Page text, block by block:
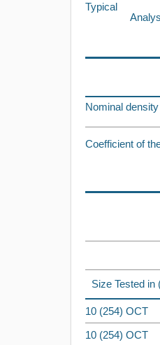
Typical
Nominal density
Coefficient of
Size Tested in
10 (254) OCT
10 (254) OCT